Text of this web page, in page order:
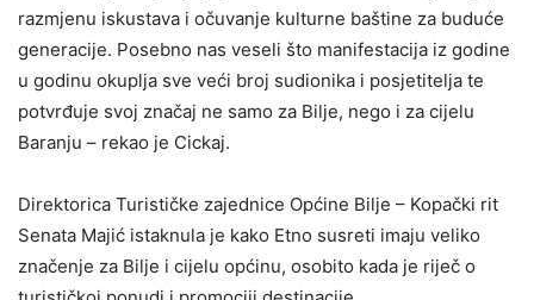
razmjenu iskustava i očuvanje kulturne baštine za buduće
generacije. Posebno nas veseli što manifestacija iz godine
u godinu okuplja sve veći broj sudionika i posjetitelja te
potvrđuje svoj značaj ne samo za Bilje, nego i za cijelu
Baranju – rekao je Cickaj.
Direktorica Turističke zajednice Općine Bilje – Kopački rit
Senata Majić istaknula je kako Etno susreti imaju veliko
značenje za Bilje i cijelu općinu, osobito kada je riječ o